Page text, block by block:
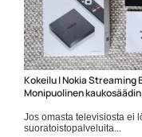
Kokeilu | Nokia
Monipuolinen
Jos omasta televisiosta ei
suoratoistopalveluita...